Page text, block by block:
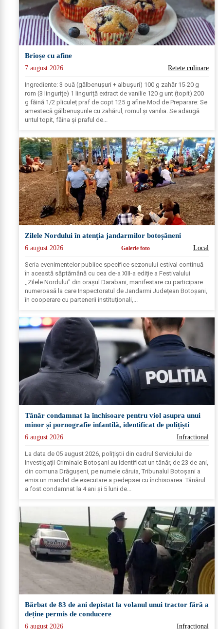
Brioșe cu afine
7 august 2026 Retete culinare
Ingrediente: 3 ouă (gălbenușuri + albușuri) 100 g zahăr 15-20 g
rom (3 lingurițe) 1 linguriță extract de vanilie 120 g unt (topit) 200
g făină 1/2 pliculeț praf de copt 125 g afine Mod de Preparare: Se
amestecă gălbenușurile cu zahărul, romul și vanilia. Se adaugă
untul topit, făina și praful de...
Zilele Nordului în atenția jandarmilor botoșăneni
6 august 2026 Galerie foto Local
Seria evenimentelor publice specifice sezonului estival continuă
în această săptămână cu cea de-a XIII-a ediție a Festivalului
,,Zilele Nordului" din orașul Darabani, manifestare cu participare
numeroasă la care Inspectoratul de Jandarmi Județean Botoșani,
în cooperare cu partenerii instituționali,...
Tânăr condamnat la închisoare pentru viol asupra unui
minor și pornografie infantilă, identificat de polițiști
6 august 2026 Infractional
La data de 05 august 2026, polițiștii din cadrul Serviciului de
Investigații Criminale Botoșani au identificat un tânăr, de 23 de ani,
din comuna Drăgușeni, pe numele căruia, Tribunalul Botoșani a
emis un mandat de executare a pedepsei cu închisoarea. Tânărul
a fost condamnat la 4 ani și 5 luni de...
Bărbat de 83 de ani depistat la volanul unui tractor fără a
deține permis de conducere
6 august 2026 Infractional